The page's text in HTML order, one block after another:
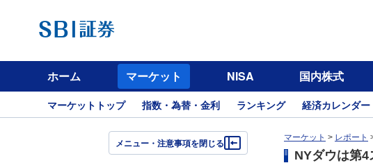
ホーム マーケット NISA 国内株式
マーケットトップ 指数・為替・金利 ランキング 経済カレンダー
メニュー・注意事項を閉じる マーケット > レポート
NYダウは第4